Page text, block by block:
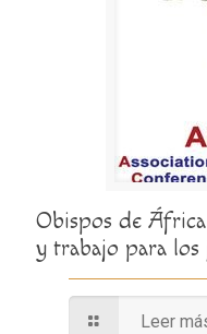
Obispos de
y trabajo para los
Leer